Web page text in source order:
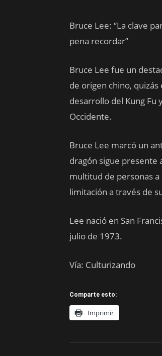
Bruce Lee: “La clave
pena recordar”
Bruce Lee fue un
de origen chino,
desarrollo del Kung Fu
Occidente.
Bruce Lee marcó un
dragón sigue presente
multitud de personas
limitación a través de
Lee nació en San
julio de 1973.
Vía: Culturizando
Comparte esto:
Imprimir